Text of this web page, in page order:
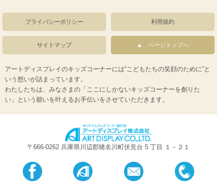
プライバシーポリシー 利用規約
サイトマップ ページトップへ
アートディスプレイのキッズコーナーには“こどもたちの笑顔のために”と
いう想いが詰まっています。
わたしたちは、みなさまの「ここにしかないキッズコーナーを創りた
い」という願いを叶えるお手伝いをさせていただきます。
〒666-0262 兵庫県川辺郡猪名川町伏見台 5 丁目 １－２１